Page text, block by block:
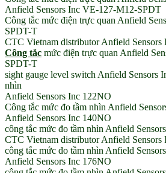
Anfield Sensors Inc VE-127-M12-SPDT
Công tắc mức điện trực quan Anfield
SPDT-T
CTC Vietnam distributor Anfield
Công tắc mức điện trực quan Anfield
SPDT-T
sight gauge level switch Anfield Sensors
nhìn
Anfield Sensors Inc 122NO
Công tắc mức đo tầm nhìn Anfield
Anfield Sensors Inc 140NO
công tắc mức đo tầm nhìn Anfield
CTC Vietnam distributor Anfield Sensors
công tắc mức đo tầm nhìn Anfield
Anfield Sensors Inc 176NO